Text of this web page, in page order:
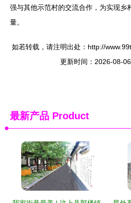
强与其他示范村的交流合作，为实现乡
量。
如若转载，请注明出处：http://
更新时间：2026-08-
最新产品 Product